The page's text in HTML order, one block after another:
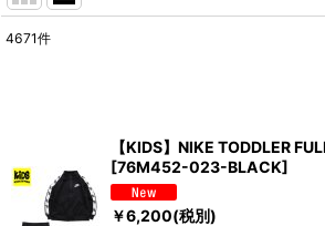
4671件
【KIDS】NIKE TODDLER
[76M452-023-BLACK]
￥6,200(税別)